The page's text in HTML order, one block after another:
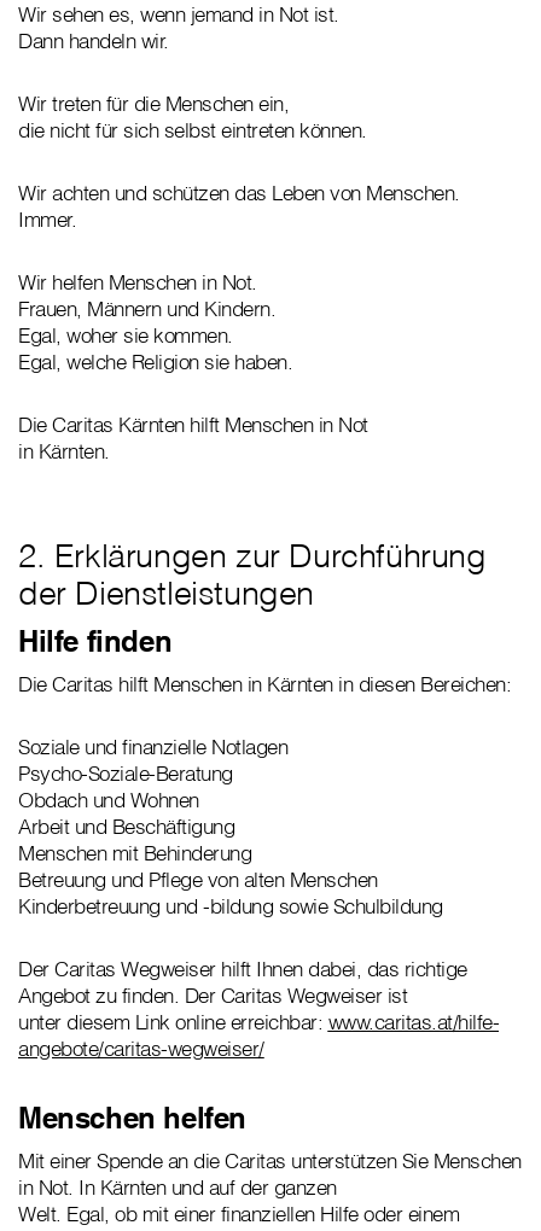
Wir sehen es, wenn jemand in Not ist.
Dann handeln wir.
Wir treten für die Menschen ein,
die nicht für sich selbst eintreten können.
Wir achten und schützen das Leben von Menschen.
Immer.
Wir helfen Menschen in Not.
Frauen, Männern und Kindern.
Egal, woher sie kommen.
Egal, welche Religion sie haben.
Die Caritas Kärnten hilft Menschen in Not
in Kärnten.
2. Erklärungen zur Durchführung
der Dienstleistungen
Hilfe finden
Die Caritas hilft Menschen in Kärnten in diesen Bereichen:
Soziale und finanzielle Notlagen
Psycho-Soziale-Beratung
Obdach und Wohnen
Arbeit und Beschäftigung
Menschen mit Behinderung
Betreuung und Pflege von alten Menschen
Kinderbetreuung und -bildung sowie Schulbildung
Der Caritas Wegweiser hilft Ihnen dabei, das richtige
Angebot zu finden. Der Caritas Wegweiser ist
unter diesem Link online erreichbar: www.caritas.at/hilfe-
angebote/caritas-wegweiser/
Menschen helfen
Mit einer Spende an die Caritas unterstützen Sie Menschen
in Not. In Kärnten und auf der ganzen
Welt. Egal, ob mit einer finanziellen Hilfe oder einem